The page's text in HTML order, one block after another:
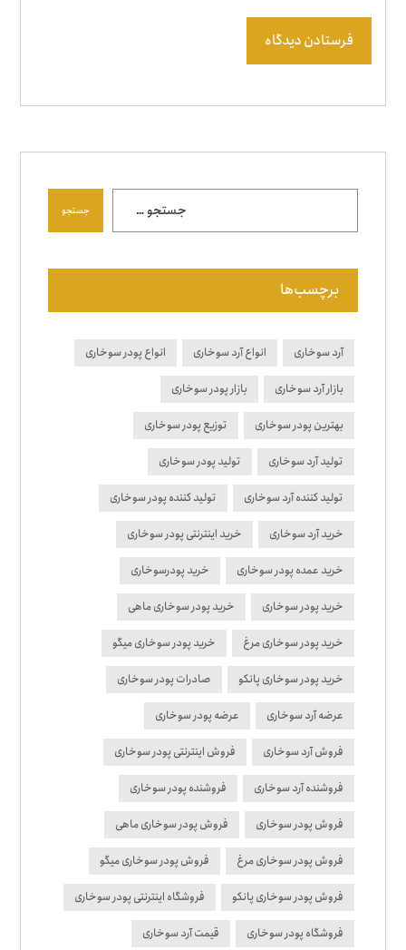
فرستادن دیدگاه
جستجو
برچسب‌ها
آرد سوخاری انواع آرد سوخاری انواع پودر سوخاری
بازار آرد سوخاری بازار پودر سوخاری
بهترین پودر سوخاری توزیع پودر سوخاری
تولید آرد سوخاری تولید پودر سوخاری
تولید کننده آرد سوخاری تولید کننده پودر سوخاری
خرید آرد سوخاری خرید اینترنتی پودر سوخاری
خرید عمده پودر سوخاری خرید پودرسوخاری
خرید پودر سوخاری خرید پودر سوخاری ماهی
خرید پودر سوخاری مرغ خرید پودر سوخاری میگو
خرید پودر سوخاری پانکو صادرات پودر سوخاری
عرضه آرد سوخاری عرضه پودر سوخاری
فروش آرد سوخاری فروش اینترنتی پودر سوخاری
فروشنده آرد سوخاری فروشنده پودر سوخاری
فروش پودر سوخاری فروش پودر سوخاری ماهی
فروش پودر سوخاری مرغ فروش پودر سوخاری میگو
فروش پودر سوخاری پانکو فروشگاه اینترنتی پودر سوخاری
فروشگاه پودر سوخاری قیمت آرد سوخاری